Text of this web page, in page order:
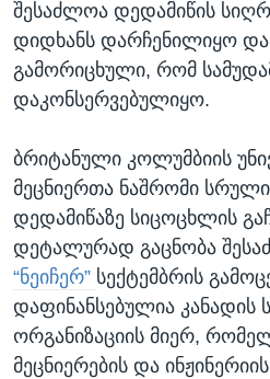
შესაძლოა დედამიწის
დიდხანს დარჩენილიყო
გამორიცხული, რომ
დაკონსერვებულიყო.
ბრიტანული კოლუმბიის
მეცნიერთა ნაშრომი
დედამიწაზე სიცოცხლის
დეტალურად გაცნობა
“ნეიჩერ” სექტემბრის
დაფინანსებულია კანადის
ორგანიზაციის მიერ,
მეცნიერების და